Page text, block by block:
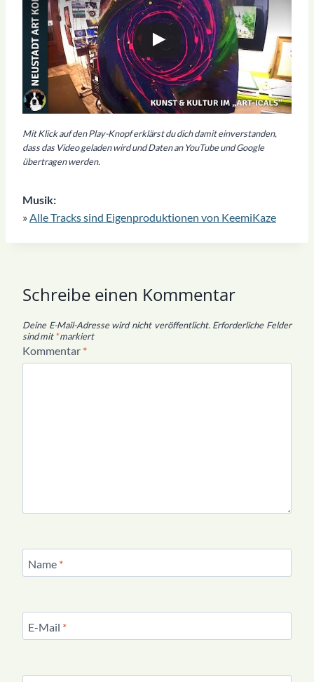
Mit Klick auf den Play-Knopf erklärst du dich damit einverstanden,
dass das Video geladen wird und Daten an YouTube und Google
übertragen werden.
Musik:
» Alle Tracks sind Eigenproduktionen von KeemiKaze
Schreibe einen Kommentar
Deine E-Mail-Adresse wird nicht veröffentlicht. Erforderliche Felder
sind mit*markiert
Kommentar *
Name *
E-Mail *